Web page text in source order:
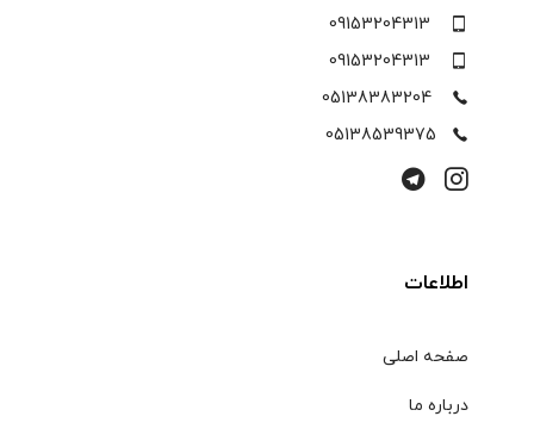
09153204313
09153204313
05138383204
05138539375
اطلاعات
صفحه اصلی
درباره ما